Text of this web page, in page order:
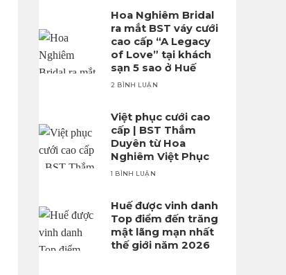
Hoa Nghiêm Bridal
ra mắt BST váy cưới
cao cấp “A Legacy
of Love” tại khách
sạn 5 sao ở Huế
2 BÌNH LUẬN
Việt phục cưới cao
cấp | BST Thắm
Duyên từ Hoa
Nghiêm Việt Phục
1 BÌNH LUẬN
Huế được vinh danh
Top điểm đến trăng
mật lãng mạn nhất
thế giới năm 2026